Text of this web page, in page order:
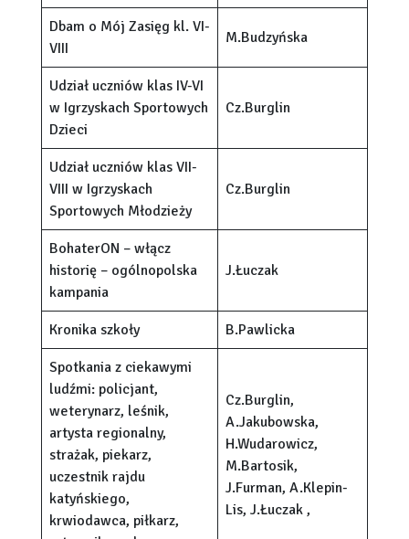
Dbam o Mój Zasięg kl. VI-
VIII
M.Budzyńska
Udział uczniów klas IV-VI
w Igrzyskach Sportowych
Dzieci
Cz.Burglin
Udział uczniów klas VII-
VIII w Igrzyskach
Sportowych Młodzieży
Cz.Burglin
BohaterON – włącz
historię – ogólnopolska
kampania
J.Łuczak
Kronika szkoły B.Pawlicka
Spotkania z ciekawymi
ludźmi: policjant,
weterynarz, leśnik,
artysta regionalny,
strażak, piekarz,
uczestnik rajdu
katyńskiego,
krwiodawca, piłkarz,
Cz.Burglin,
A.Jakubowska,
H.Wudarowicz,
M.Bartosik,
J.Furman, A.Klepin-
Lis, J.Łuczak ,